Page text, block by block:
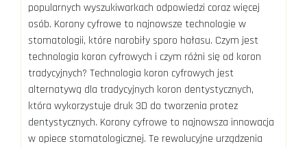
popularnych wyszukiwarkach odpowiedzi coraz więcej
osób. Korony cyfrowe to najnowsze technologie w
stomatologii, które narobiły sporo hałasu. Czym jest
technologia koron cyfrowych i czym różni się od koron
tradycyjnych? Technologia koron cyfrowych jest
alternatywą dla tradycyjnych koron dentystycznych,
która wykorzystuje druk 3D do tworzenia protez
dentystycznych. Korony cyfrowe to najnowsza innowacja
w opiece stomatologicznej. Te rewolucyjne urządzenia